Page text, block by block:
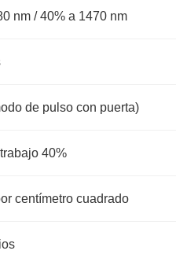
nm / 40% a 1470 nm
de pulso con puerta)
40%
centímetro cuadrado